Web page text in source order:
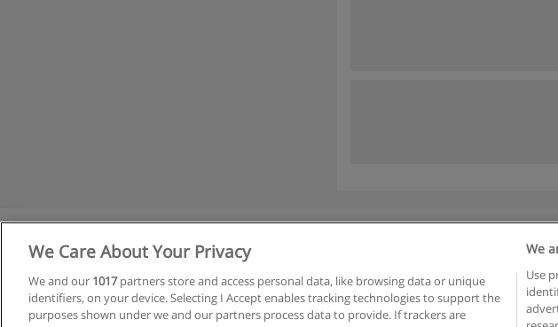
Copyright © Educaedu Business
We Care About Your Privacy
We and our 1017partners store and access personal data, like browsing data or unique
identifiers, on your device. Selecting I Accept enables tracking technologies to support the
purposes shown under we and our partners process data to provide. If trackers are
We
Use